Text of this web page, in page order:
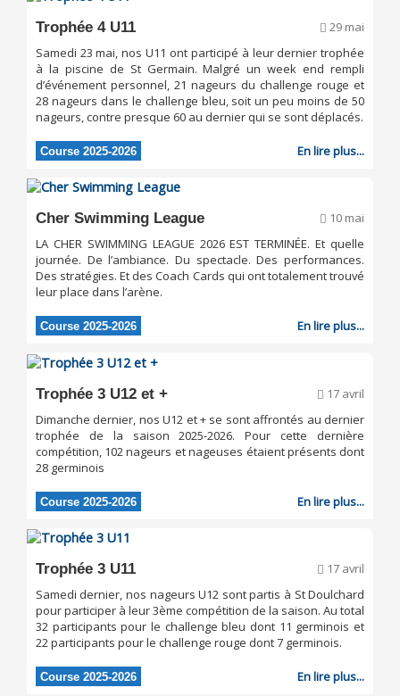
Trophée 4 U11
29 mai
Samedi 23 mai, nos U11 ont participé à leur dernier trophée
à la piscine de St Germain. Malgré un week end rempli
d’événement personnel, 21 nageurs du challenge rouge et
28 nageurs dans le challenge bleu, soit un peu moins de 50
nageurs, contre presque 60 au dernier qui se sont déplacés.
Course 2025-2026 En lire plus...
Cher Swimming League
10 mai
LA CHER SWIMMING LEAGUE 2026 EST TERMINÉE. Et quelle
journée. De l’ambiance. Du spectacle. Des performances.
Des stratégies. Et des Coach Cards qui ont totalement trouvé
leur place dans l’arène.
Course 2025-2026 En lire plus...
Trophée 3 U12 et +
17 avril
Dimanche dernier, nos U12 et + se sont affrontés au dernier
trophée de la saison 2025-2026. Pour cette dernière
compétition, 102 nageurs et nageuses étaient présents dont
28 germinois
Course 2025-2026 En lire plus...
Trophée 3 U11
17 avril
Samedi dernier, nos nageurs U12 sont partis à St Doulchard
pour participer à leur 3ème compétition de la saison. Au total
32 participants pour le challenge bleu dont 11 germinois et
22 participants pour le challenge rouge dont 7 germinois.
Course 2025-2026 En lire plus...